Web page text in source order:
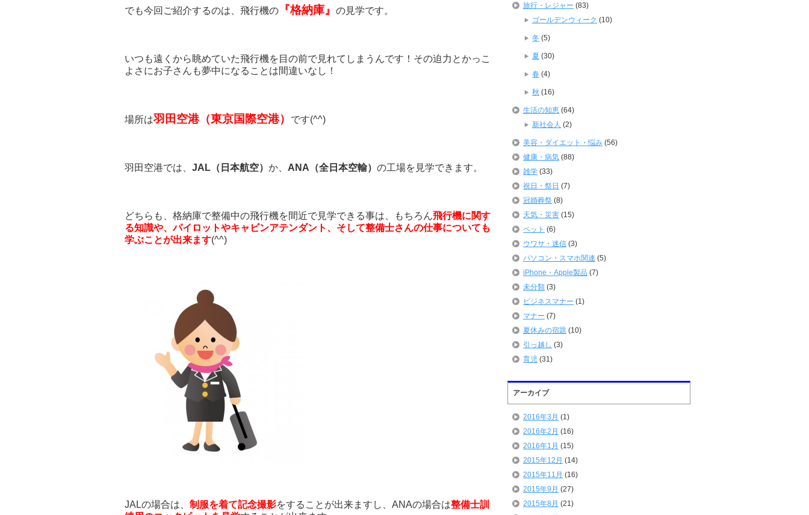
でも今回ご紹介するのは、飛行機の 『格納庫』 の見学です。
いつも遠くから眺めていた飛行機を目の前で見れてしまうんです！その迫力とかっこ
よさにお子さんも夢中になることは間違いなし！
場所は羽田空港（東京国際空港） です(^^)
羽田空港では、 JAL（日本航空） か、 ANA（全日本空輸） の工場を見学できます。
どちらも、格納庫で整備中の飛行機を間近で見学できる事は、もちろん飛行機に関す
る知識や、パイロットやキャビンアテンダント、そして整備士さんの仕事についても
学ぶことが出来ます(^^)
JALの場合は、 制服を着て記念撮影をすることが出来ますし、ANAの場合は整備士訓
旅行・レジャー (83)
ゴールデンウィーク (10)
冬 (5)
夏 (30)
春 (4)
秋 (16)
生活の知恵 (64)
新社会人 (2)
美容・ダイエット・悩み (56)
健康・病気 (88)
雑学 (33)
祝日・祭日 (7)
冠婚葬祭 (8)
天気・災害 (15)
ペット (6)
ウワサ・迷信 (3)
パソコン・スマホ関連 (5)
iPhone・Apple製品 (7)
未分類 (3)
ビジネスマナー (1)
マナー (7)
夏休みの宿題 (10)
引っ越し (3)
育児 (31)
アーカイブ
2016年3月 (1)
2016年2月 (16)
2016年1月 (15)
2015年12月 (14)
2015年11月 (16)
2015年9月 (27)
2015年8月 (21)